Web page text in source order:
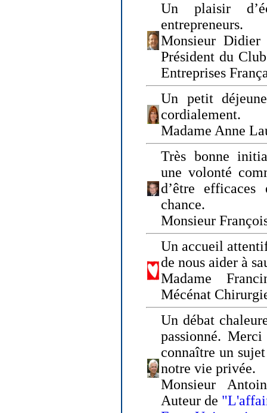
Un plaisir
entrepreneurs.
Monsieur
Président du
Entreprises
Un petit
cordialement.
Madame Anne
Très bonne
une volonté
d’être
chance.
Monsieur
Un accueil
de nous aider à
Madame
Mécénat
Un débat
passionné.
connaître un
notre vie privée.
Monsieur
Auteur de